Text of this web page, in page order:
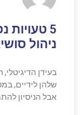
5
ניהול
בעידן
שלהן לידיים,
אבל הניסיון